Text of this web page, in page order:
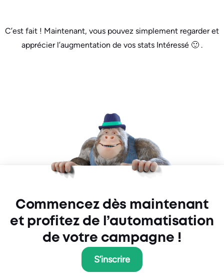
C’est fait ! Maintenant, vous pouvez simplement regarder et
apprécier l’augmentation de vos stats Intéressé 🙂 .
Commencez dès maintenant
et profitez de l’automatisation
de votre campagne !
S’inscrire